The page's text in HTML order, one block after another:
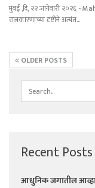
मुंबई ,दि, २२ जानेवारी २०२६ -
राजकारणाच्या दृष्टीने अत्यंत…
OLDER POSTS
Recent Posts
आधुनिक जगातील